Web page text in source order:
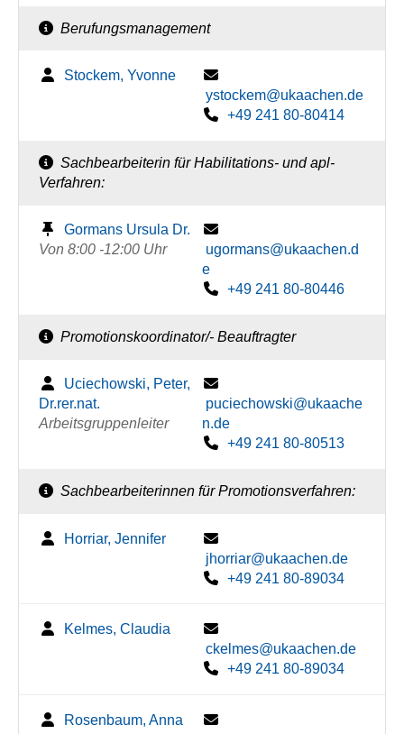
Berufungsmanagement
Stockem, Yvonne
ystockem@ukaachen.de
+49 241 80-80414
Sachbearbeiterin für Habilitations- und apl-
Verfahren:
Gormans Ursula Dr.
Von 8:00 -12:00 Uhr
ugormans@ukaachen.d
e
+49 241 80-80446
Promotionskoordinator/- Beauftragter
Uciechowski, Peter,
Dr.rer.nat.
Arbeitsgruppenleiter
puciechowski@ukaache
n.de
+49 241 80-80513
Sachbearbeiterinnen für Promotionsverfahren:
Horriar, Jennifer
jhorriar@ukaachen.de
+49 241 80-89034
Kelmes, Claudia
ckelmes@ukaachen.de
+49 241 80-89034
Rosenbaum, Anna